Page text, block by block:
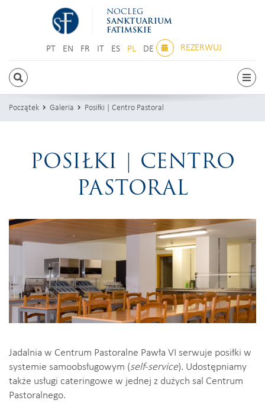
NOCLEG
SANKTUARIUM
FATIMSKIE
PTPTENENFRFRITIT ESESPL PLDEDE REZERWUJ
Początek Galeria Posiłki | Centro Pastoral
POSIŁKI | CENTRO
PASTORAL
Jadalnia w Centrum Pastoralne Pawła VI serwuje posiłki w
systemie samoobsługowym (self-service). Udostępniamy
także usługi cateringowe w jednej z dużych sal Centrum
Pastoralnego.